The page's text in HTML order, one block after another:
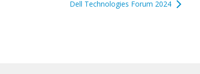
Dell Technologies Forum 2024